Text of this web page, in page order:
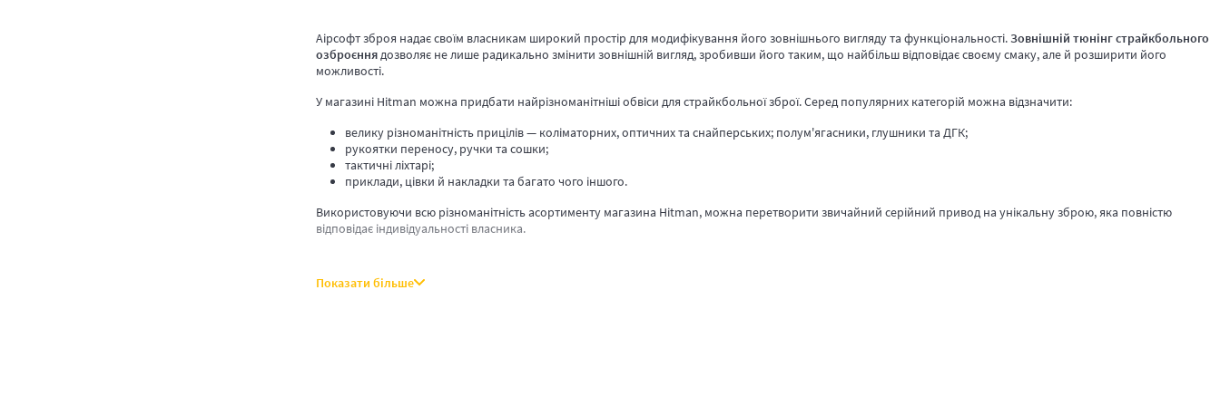
Аірсофт зброя надає своїм власникам широкий простір для модифікування його зовнішнього вигляду та функціональності. Зовнішній тюнінг страйкбольного
озброєннядозволяє не лише радикально змінити зовнішній вигляд, зробивши його таким, що найбільш відповідає своєму смаку, але й розширити його
можливості.
У магазині Hitman можна придбати найрізноманітніші обвіси для страйкбольної зброї. Серед популярних категорій можна відзначити:
велику різноманітність прицілів — коліматорних, оптичних та снайперських; полум'ягасники, глушники та ДГК;
рукоятки переносу, ручки та сошки;
тактичні ліхтарі;
приклади, цівки й накладки та багато чого іншого.
Використовуючи всю різноманітність асортименту магазина Hitman, можна перетворити звичайний серійний привод на унікальну зброю, яка повністю
відповідає індивідуальності власника.
Показати більше